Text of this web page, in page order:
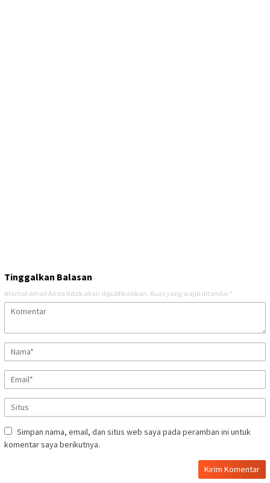
Tinggalkan Balasan
Alamat email Anda tidak akan dipublikasikan. Ruas yang wajib ditandai *
Simpan nama, email, dan situs web saya pada peramban ini untuk
komentar saya berikutnya.